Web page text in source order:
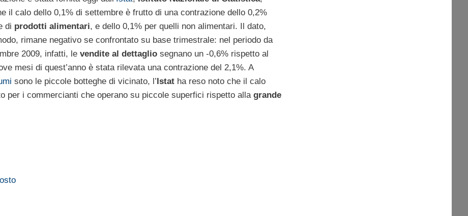
il calo dello 0,1% di settembre è frutto di una contrazione dello 0,2%
di prodotti alimentari, e dello 0,1% per quelli non alimentari. Il dato,
rimane negativo se confrontato su base trimestrale: nel periodo da
2009, infatti, le vendite al dettagliosegnano un -0,6% rispetto al
mesi di quest’anno è stata rilevata una contrazione del 2,1%. A
sono le piccole botteghe di vicinato, l’Istat ha reso noto che il calo
per i commercianti che operano su piccole superfici rispetto alla grande